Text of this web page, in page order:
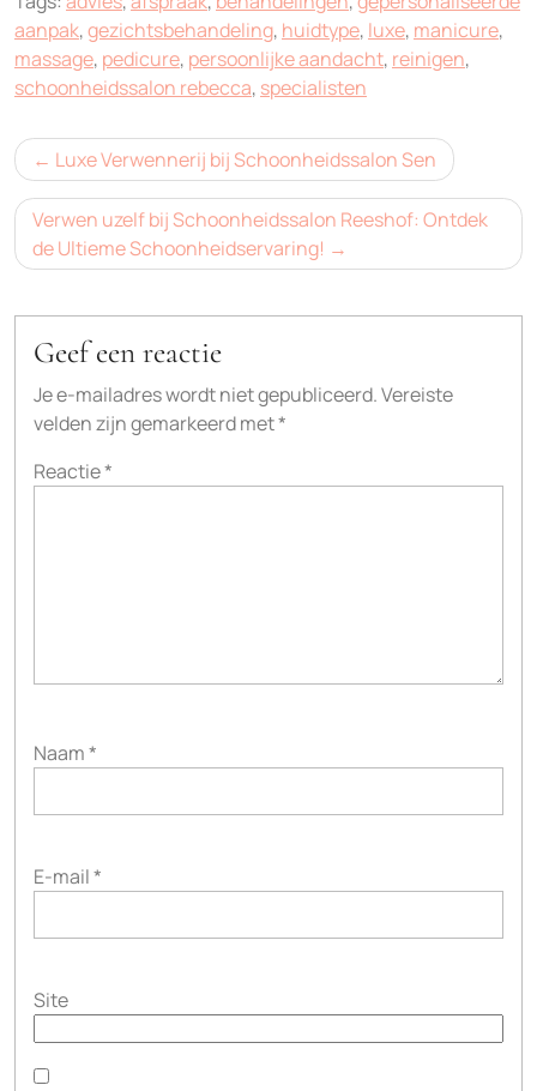
aanpak,gezichtsbehandeling, huidtype, luxe, manicure,
massage, pedicure, persoonlijke aandacht, reinigen,
schoonheidssalon rebecca, specialisten
Bericht
navigatie
Luxe Verwennerij bij Schoonheidssalon Sen
Verwen uzelf bij Schoonheidssalon Reeshof: Ontdek
de Ultieme Schoonheidservaring!
Geef een reactie
Je e-mailadres wordt niet gepubliceerd.Vereiste
velden zijn gemarkeerd met*
Reactie*
Naam*
E-mail*
Site